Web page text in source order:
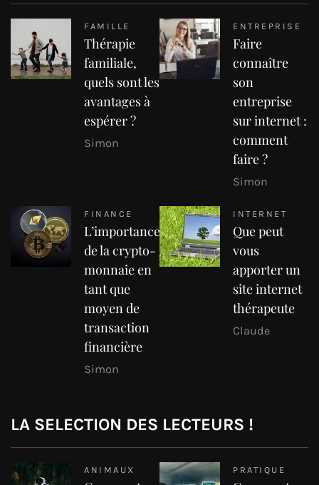
FAMILLE
Thérapie
familiale,
quels sont les
avantages à
espérer ?
Simon
ENTREPRISE
Faire
connaître
son
entreprise
sur internet :
comment
faire ?
Simon
FINANCE
L’importance
de la crypto-
monnaie en
tant que
moyen de
transaction
financière
Simon
INTERNET
Que peut
vous
apporter un
site internet
thérapeute
Claude
LA SELECTION DES LECTEURS !
ANIMAUX PRATIQUE